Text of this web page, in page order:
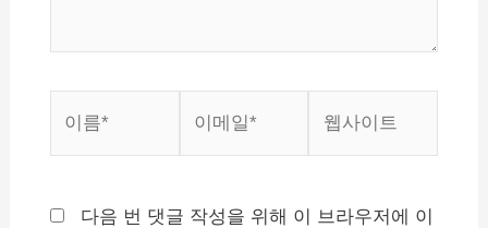
*
트
다음 번 댓글 작성을 위해 이 브라우저에 이